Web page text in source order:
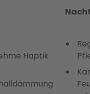
Haptik